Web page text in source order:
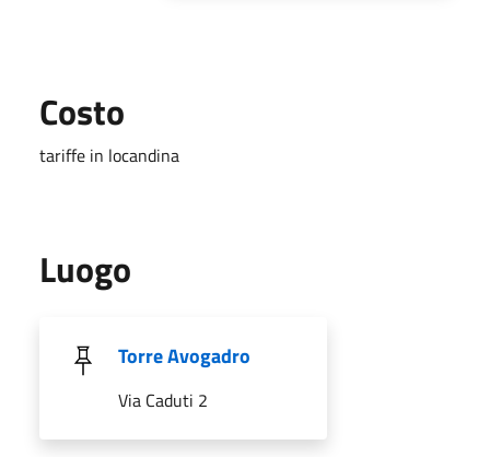
Costo
tariffe in locandina
Luogo
Torre Avogadro
Via Caduti 2